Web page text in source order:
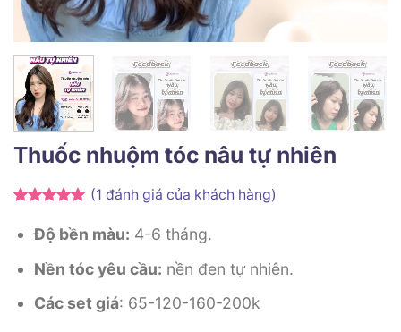
Thuốc nhuộm tóc nâu tự nhiên
dựa trên
đánh giá
(1 đánh giá của khách hàng)
Độ bền màu: 4-6 tháng.
Nền tóc yêu cầu: nền đen tự nhiên.
Các set giá: 65-120-160-200k